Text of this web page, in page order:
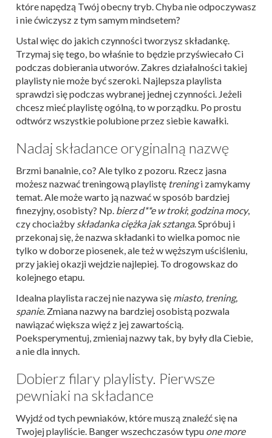
które napędzą Twój obecny tryb. Chyba nie odpoczywasz
i nie ćwiczysz z tym samym mindsetem?
Ustal więc do jakich czynności tworzysz składankę.
Trzymaj się tego, bo właśnie to będzie przyświecało Ci
podczas dobierania utworów. Zakres działalności takiej
playlisty nie może być szeroki. Najlepsza playlista
sprawdzi się podczas wybranej jednej czynności. Jeżeli
chcesz mieć playlistę ogólną, to w porządku. Po prostu
odtwórz wszystkie polubione przez siebie kawałki.
Nadaj składance oryginalną nazwę
Brzmi banalnie, co? Ale tylko z pozoru. Rzecz jasna
możesz nazwać treningową playlistę treningi zamykamy
temat. Ale może warto ją nazwać w sposób bardziej
finezyjny, osobisty? Np. bierz d**e w troki; godzina mocy,
czy chociażby składanka ciężka jak sztanga. Spróbuj i
przekonaj się, że nazwa składanki to wielka pomoc nie
tylko w doborze piosenek, ale też w węższym uściśleniu,
przy jakiej okazji wejdzie najlepiej. To drogowskaz do
kolejnego etapu.
Idealna playlista raczej nie nazywa się miasto, trening,
spanie. Zmiana nazwy na bardziej osobistą pozwala
nawiązać większa więź z jej zawartością.
Poeksperymentuj, zmieniaj nazwy tak, by były dla Ciebie,
a nie dla innych.
Dobierz filary playlisty. Pierwsze
pewniaki na składance
Wyjdź od tych pewniaków, które muszą znaleźć się na
Twojej playliście. Banger wszechczasów typu one more